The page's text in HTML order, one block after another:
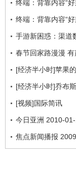
终端：背靠内容“好
终端：背靠内容“好
手游新困惑：渠道
春节回家路漫漫 有
[经济半小时]苹果
[经济半小时]乔布
[视频]国际简讯
今日亚洲 2010-
焦点新闻播报